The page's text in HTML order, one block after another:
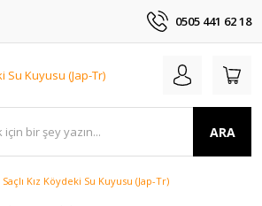
0505 441 62 18
ARA
Saçlı Kız Köydeki Su Kuyusu (Jap-Tr)